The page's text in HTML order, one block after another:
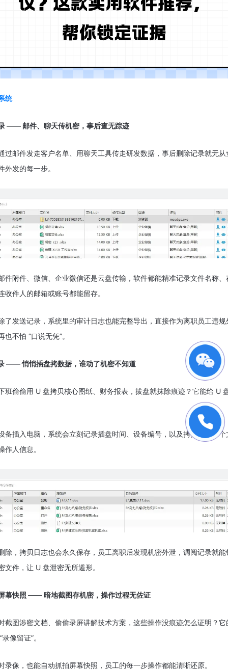
统
—— 邮件、聊天传机密，事后查无踪迹
过邮件发走客户名单、用聊天工具传走研发数据，事后删除记录就无
外发的每一步。
件附件、微信、企业微信还是云盘传输，软件都能精准记录文件名称
收件人的邮箱或账号都能留存。
了发送记录，系统里的审计日志也能完整导出，直接作为离职员工违
也不怕 “口说无凭”。
—— 悄悄插盘拷数据，谁动了机密不知道
班偷偷用 U 盘拷贝核心图纸、财务报表，拔盘就抹除痕迹？它能给 U
备插入电脑，系统会立刻记录插盘时间、设备编号，以及拷贝的每一个
作人信息。
除，拷贝日志也会永久保存，员工离职后发现机密外泄，调阅记录就
文件，让 U 盘泄密无所遁形。
幕快照 —— 暗地截图存机密，操作过程无佐证
截图涉密文档、偷偷录屏讲解技术方案，这些操作没痕迹怎么证明？它
像留证”。
录像，也能自动抓拍屏幕快照，员工的每一步操作都能清晰还原。